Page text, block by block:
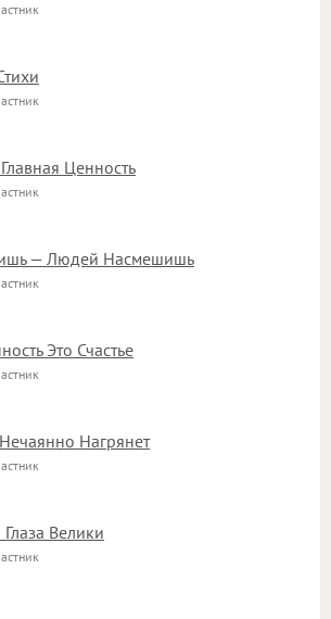
Ценность
— Людей Насмешишь
Это Счастье
Нагрянет
Велики